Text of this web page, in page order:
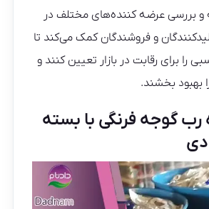
بررسی عرضه کننده‌های مختلف در
و فروشندگان کمک می‌کند تا
را برای رقابت در بازار تعیین کنند و
بهبود بخشند.
رب گوجه فرنگی با بسته